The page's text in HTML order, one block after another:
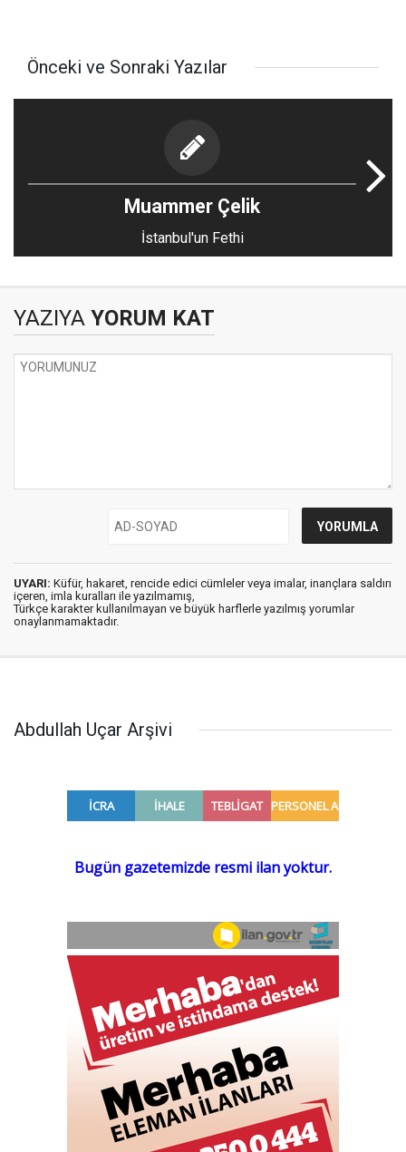
Önceki ve Sonraki Yazılar
Muammer Çelik
İstanbul'un Fethi
YAZIYA YORUM KAT
UYARI: Küfür, hakaret, rencide edici cümleler veya imalar, inançlara saldırı
içeren, imla kuralları ile yazılmamış,
Türkçe karakter kullanılmayan ve büyük harflerle yazılmış yorumlar
onaylanmamaktadır.
Abdullah Uçar Arşivi